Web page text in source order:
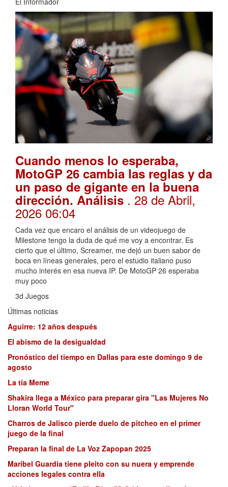
Cuando menos lo esperaba,
MotoGP 26 cambia las reglas y da
un paso de gigante en la buena
dirección. Análisis . 28 de Abril,
2026 06:04
Cada vez que encaro el análisis de un videojuego de
Milestone tengo la duda de qué me voy a encontrar. Es
cierto que el último, Screamer, me dejó un buen sabor de
boca en líneas generales, pero el estudio italiano puso
mucho interés en esa nueva IP. De MotoGP 26 esperaba
muy poco
3d Juegos
Últimas noticias
Aguirre: 12 años después
El abismo de la desigualdad
Pronóstico del tiempo en Dallas para este domingo 9 de
agosto
La tía Meme
Shakira llega a México para preparar gira "Las Mujeres No
Lloran World Tour"
Charros de Jalisco pierde duelo de pitcheo en el primer
juego de la final
Preparan la final de La Voz Zapopan 2025
Maribel Guardia tiene pleito con su nuera y emprende
acciones legales contra ella